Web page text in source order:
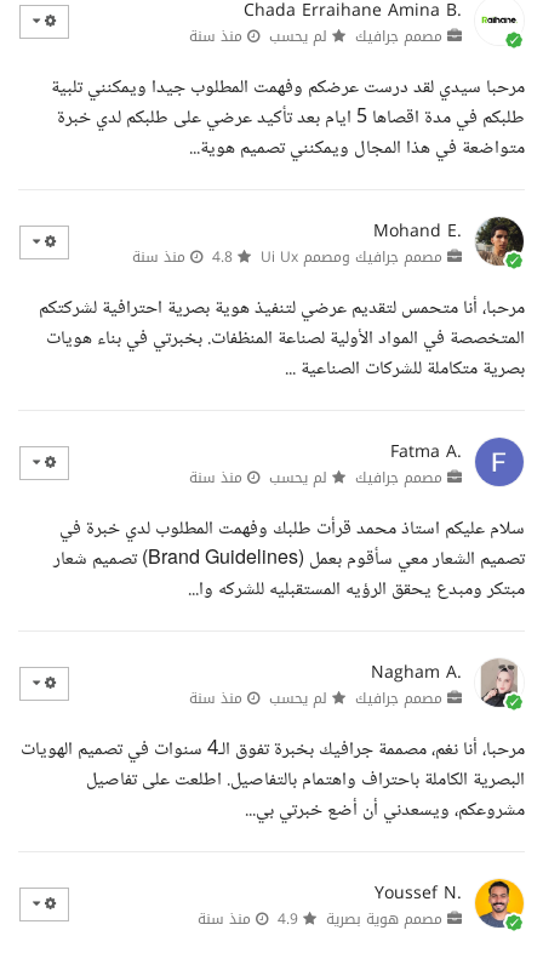
Chada Erraihane Amina B.
مصمم جرافيك لم يحسب منذ سنة
مرحبا سيدي لقد درست عرضكم وفهمت المطلوب جيدا ويمكنني تلبية
طلبكم في مدة اقصاها 5 ايام بعد تأكيد عرضي على طلبكم لدي خبرة
متواضعة في هذا المجال ويمكنني تصميم هوية...
Mohand E.
مصمم جرافيك ومصمم Ui Ux منذ سنة
مرحبا، أنا متحمس لتقديم عرضي لتنفيذ هوية بصرية احترافية لشركتكم
المتخصصة في المواد الأولية لصناعة المنظفات. بخبرتي في بناء هويات
بصرية متكاملة للشركات الصناعية ...
Fatma A.
مصمم جرافيك لم يحسب منذ سنة
سلام عليكم استاذ محمد قرأت طلبك وفهمت المطلوب لدي خبرة في
تصميم الشعار معي سأقوم بعمل (Brand Guidelines) تصميم شعار
مبتكر ومبدع يحقق الرؤيه المستقبليه للشركه وا...
Nagham A.
مصمم جرافيك لم يحسب منذ سنة
مرحبا، أنا نغم، مصممة جرافيك بخبرة تفوق الـ4 سنوات في تصميم الهويات
البصرية الكاملة باحتراف واهتمام بالتفاصيل. اطلعت على تفاصيل
مشروعكم، ويسعدني أن أضع خبرتي بي...
Youssef N.
مصمم هوية بصرية منذ سنة